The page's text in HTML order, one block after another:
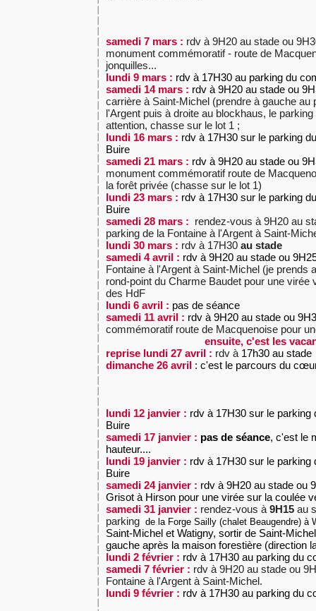
samedi 7 mars : rdv à 9H20 au stade ou
monument commémoratif - route de
jonquilles...
lundi 9 mars : rdv à 17H30 au parking du
samedi 14 mars : rdv à 9H20 au stade ou
carrière à Saint-Michel (prendre à gauche au
l'Argent puis à droite au blockhaus, le
attention, chasse sur le lot 1 ;
lundi 16 mars : rdv à 17H30 sur le parking
Buire
samedi 21 mars : rdv à 9H20 au stade ou
monument commémoratif route de
la forêt privée (chasse sur le lot 1)
lundi 23 mars : rdv à 17H30 sur le parking
Buire
samedi 28 mars : rendez-vous à 9H20 au
parking de la Fontaine à l'Argent à Saint-
lundi 30 mars : rdv à 17H30 au stade
samedi 4 avril : rdv à 9H20 au stade ou
Fontaine à l'Argent à Saint-Michel (je prends
rond-point du Charme Baudet pour une virée
des HdF
lundi 6 avril : pas de séance
samedi 11 avril : rdv à 9H20 au stade ou
commémoratif route de Macquenoise pour
ensuite, c'est les
reprise lundi 27 avril : rdv à 17h30 au stade
dimanche 26 avril : c'est le parcours du
lundi 12 janvier : rdv à 17H30 sur le parking
Buire
samedi 17 janvier : pas de séance, c'est le
hauteur....
lundi 19 janvier : rdv à 17H30 sur le parking
Buire
samedi 24 janvier : rdv à 9H20 au stade ou
Grisot à Hirson pour une virée sur la coulée
samedi 31 janvier : rendez-vous à 9H15 au
parking de la Forge Sailly (chalet Beaugendre) à
Saint-Michel et Watigny, sortir de Saint-
gauche après la maison forestière (direction
lundi 2 février : rdv à 17H30 au parking du
samedi 7 février : rdv à 9H20 au stade ou
Fontaine à l'Argent à Saint-Michel.
lundi 9 février : rdv à 17H30 au parking du